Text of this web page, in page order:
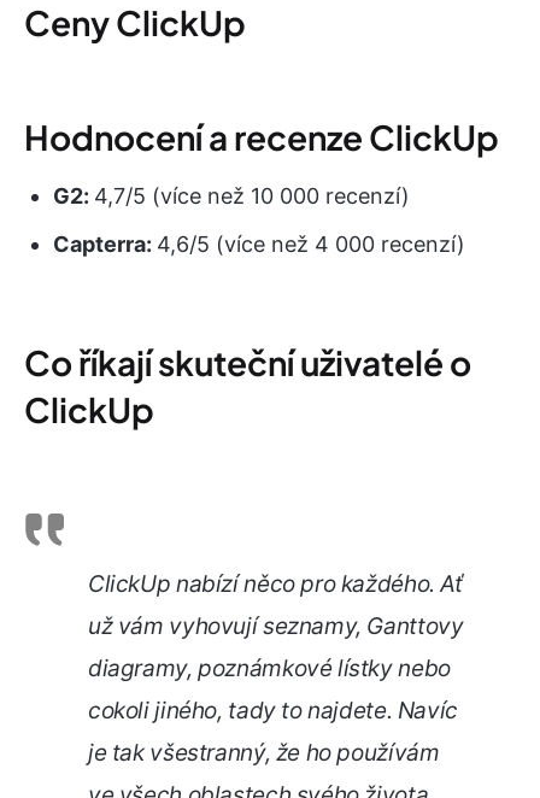
Ceny ClickUp
Hodnocení a recenze ClickUp
G2: 4,7/5 (více než 10 000 recenzí)
Capterra: 4,6/5 (více než 4 000 recenzí)
Co říkají skuteční uživatelé o
ClickUp
ClickUp nabízí něco pro každého. Ať
už vám vyhovují seznamy, Ganttovy
diagramy, poznámkové lístky nebo
cokoli jiného, tady to najdete. Navíc
je tak všestranný, že ho používám